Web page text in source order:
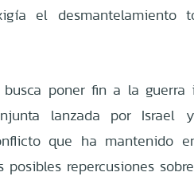
el desmantelamiento
busca poner fin a la
lanzada por Israel
que ha mantenido
posibles repercusiones